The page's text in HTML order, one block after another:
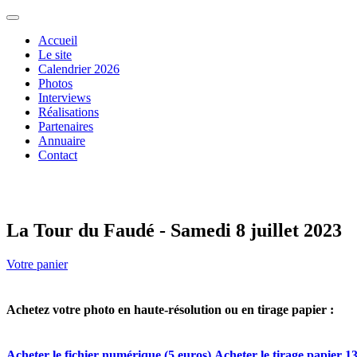
Accueil
Le site
Calendrier 2026
Photos
Interviews
Réalisations
Partenaires
Annuaire
Contact
La Tour du Faudé - Samedi 8 juillet 2023
Votre panier
Achetez votre photo en haute-résolution ou en tirage papier :